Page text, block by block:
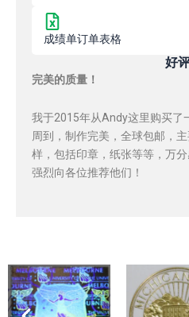
成绩单订单表格
好
完美的质量！
我于2015年从Andy这里购买了
周到，制作完美，全球包邮，
样，包括印章，纸张等等，万
强烈向各位推荐他们！